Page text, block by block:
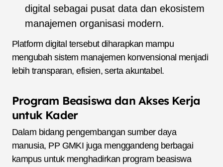
digital sebagai pusat data dan ekosistem
manajemen organisasi modern.
Platform digital tersebut diharapkan mampu
mengubah sistem manajemen konvensional menjadi
lebih transparan, efisien, serta akuntabel.
Program Beasiswa dan Akses Kerja
untuk Kader
Dalam bidang pengembangan sumber daya
manusia, PP GMKI juga menggandeng berbagai
kampus untuk menghadirkan program beasiswa